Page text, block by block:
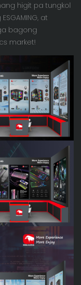
higit pa tungkol
at
bagong
market!